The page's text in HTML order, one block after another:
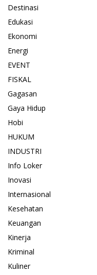
Destinasi
Edukasi
Ekonomi
Energi
EVENT
FISKAL
Gagasan
Gaya Hidup
Hobi
HUKUM
INDUSTRI
Info Loker
Inovasi
Internasional
Kesehatan
Keuangan
Kinerja
Kriminal
Kuliner